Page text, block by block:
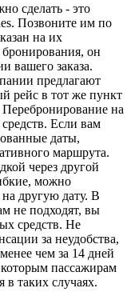
сделать - это
Позвоните им по
на их
он
вашего заказа.
предлагают
рейс в тот же пункт
на
Если вам
даты,
маршрута.
через другой
можно
другую дату. В
не подходят, вы
средств. Не
за неудобства,
чем за 14 дней
пассажирам
в таких случаях.